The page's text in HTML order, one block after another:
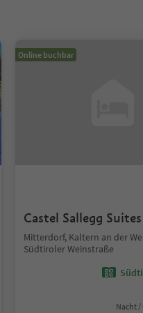
Online buchbar
Castel Sallegg Suites
Mitterdorf, Kaltern an der
Südtiroler Weinstraße
Nacht /